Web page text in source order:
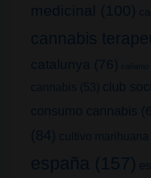
medicinal (100)
cannabis
catalunya (76) cañamo
cannabis (53) club
consumo cannabis
(84) cultivo marihuana
españa (157)